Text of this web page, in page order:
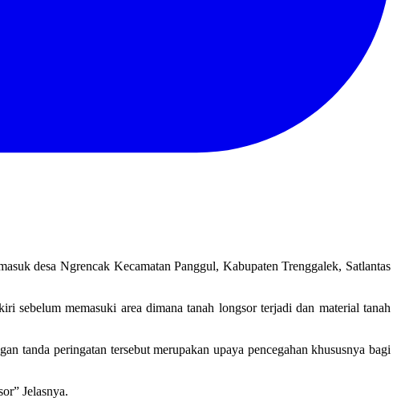
desa Ngrencak Kecamatan Panggul, Kabupaten Trenggalek, Satlantas
sebelum memasuki area dimana tanah longsor terjadi dan material tanah
tanda peringatan tersebut merupakan upaya pencegahan khususnya bagi
Jelasnya.